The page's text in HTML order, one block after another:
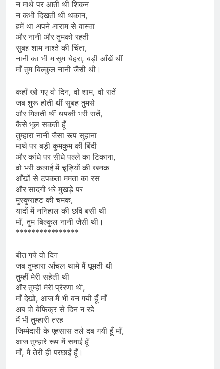
न माथे पर आती थी शिकन
न कभी दिखती थी थकान,
हमें था अपने आराम से वास्ता
और नानी और तुमको रहती
सुबह शाम नाश्ते की चिंता,
नानी का भी मासूम चेहरा, बड़ी आँखें थीं
माँ तुम बिल्कुल नानी जैसी थी।
कहाँ खो गए वो दिन, वो शाम, वो रातें
जब शुरू होती थीं सुबह तुमसे
और मिलती थीं थपकी भरी रातें,
कैसे भूल सकती हूँ
तुम्हारा नानी जैसा रूप सुहाना
माथे पर बड़ी कुमकुम की बिंदी
और कांधे पर सीधे पल्ले का टिकाना,
वो भरी कलाई में चूड़ियों की खनक
आँखों से टपकता ममता का रस
और सादगी भरे मुखड़े पर
मुस्कुराहट की चमक,
यादों में ननिहाल की छवि बसी थी
माँ, तुम बिल्कुल नानी जैसी थी।
****************
बीत गये वो दिन
जब तुम्हारा आँचल थामे मैं घूमती थी
तुम्हीं मेरी सहेली थी
और तुम्हीं मेरी प्रेरणा थी,
माँ देखो, आज मैं भी बन गयी हूँ माँ
अब वो बेफिक्र से दिन न रहे
मैं भी तुम्हारी तरह
जिम्मेदारी के एहसास तले दब गयी हूँ माँ,
आज तुम्हारे रूप में समाई हूँ
माँ, मैं तेरी ही परछाईं हूँ।